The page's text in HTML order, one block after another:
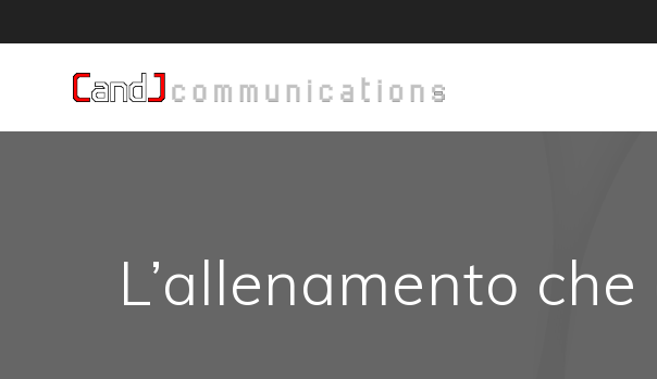
al
L’allenamento